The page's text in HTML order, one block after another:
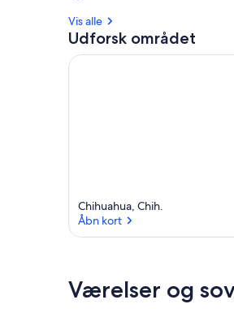
Vis alle
Udforsk området
Chihuahua, Chih.
Åbn kort
Værelser og